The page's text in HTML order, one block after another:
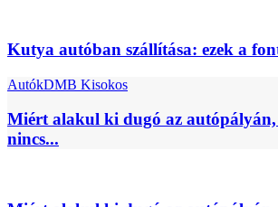
Kutya autóban szállítása: ezek a
AutókDMB Kisokos
Miért alakul ki dugó az autópályán,
nincs...